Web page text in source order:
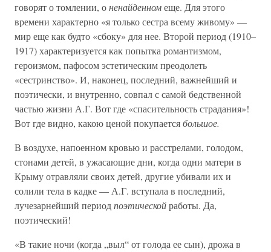
говорят о томлении, оненайденномеще. Для этого
времени характерно «я только сестра всему живому» —
мир еще как будто «сбоку» для нее. Второй период (1910–
1917) характеризуется как попытка романтизмом,
героизмом, пафосом эстетическим преодолеть
«сестринство». И, наконец, последний, важнейший и
поэтически, и внутренно, совпал с самой бедственной
частью жизни А.Г. Вот где «спасительность страдания»!
Вот где видно, какою ценой покупаетсябольшое.
В воздухе, напоенном кровью и расстрелами, голодом,
стонами детей, в ужасающие дни, когда одни матери в
Крыму отравляли своих детей, другие убивали их и
солили тела в кадке — А.Г. вступала в последний,
лучезарнейший периодпоэтическойработы. Да,
поэтический!
«В такие ночи (когда „выл“ от голода ее сын), дрожа в